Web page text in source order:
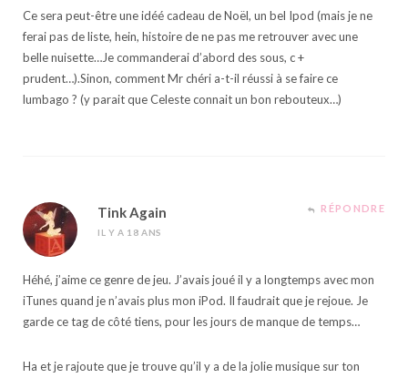
Ce sera peut-être une idéé cadeau de Noël, un bel Ipod (mais je ne
ferai pas de liste, hein, histoire de ne pas me retrouver avec une
belle nuisette…Je commanderai d’abord des sous, c +
prudent…).Sinon, comment Mr chéri a-t-il réussi à se faire ce
lumbago ? (y parait que Celeste connait un bon rebouteux…)
Tink Again
IL Y A 18 ANS
RÉPONDRE
Héhé, j’aime ce genre de jeu. J’avais joué il y a longtemps avec mon
iTunes quand je n’avais plus mon iPod. Il faudrait que je rejoue. Je
garde ce tag de côté tiens, pour les jours de manque de temps…
Ha et je rajoute que je trouve qu’il y a de la jolie musique sur ton